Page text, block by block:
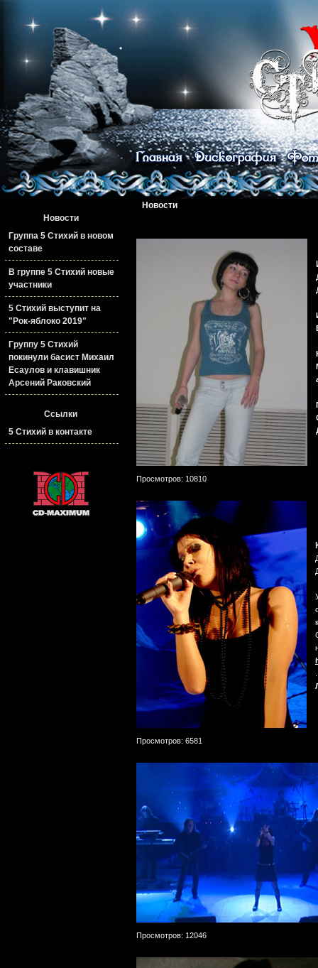
Новости
Просмотров: 10810
Просмотров: 6581
Просмотров: 12046
Новости
Группа 5 Стихий в новом
составе
В группе 5 Стихий новые
участники
5 Стихий выступит на
"Рок-яблоко 2019"
Группу 5 Стихий
покинули басист Михаил
Есаулов и клавишник
Арсений Раковский
Ссылки
5 Стихий в контакте